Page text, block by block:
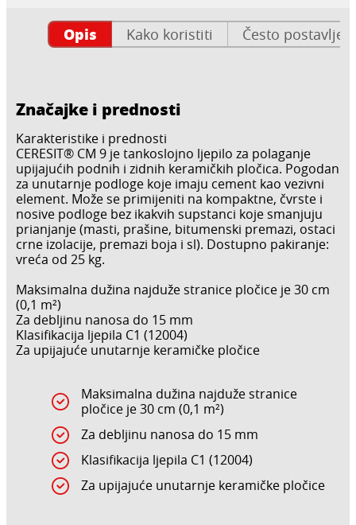
Opis Kako koristiti Često
Značajke i prednosti
Karakteristike i prednosti
CERESIT® CM 9 je tankoslojno ljepilo za polaganje
upijajućih podnih i zidnih keramičkih pločica. Pogodan
za unutarnje podloge koje imaju cement kao vezivni
element. Može se primijeniti na kompaktne, čvrste i
nosive podloge bez ikakvih supstanci koje smanjuju
prianjanje (masti, prašine, bitumenski premazi, ostaci
crne izolacije, premazi boja i sl). Dostupno pakiranje:
vreća od 25 kg.
Maksimalna dužina najduže stranice pločice je 30 cm
(0,1 m²)
Za debljinu nanosa do 15 mm
Klasifikacija ljepila C1 (12004)
Za upijajuće unutarnje keramičke pločice
Maksimalna dužina najduže stranice
pločice je 30 cm (0,1 m²)
Za debljinu nanosa do 15 mm
Klasifikacija ljepila C1 (12004)
Za upijajuće unutarnje keramičke pločice